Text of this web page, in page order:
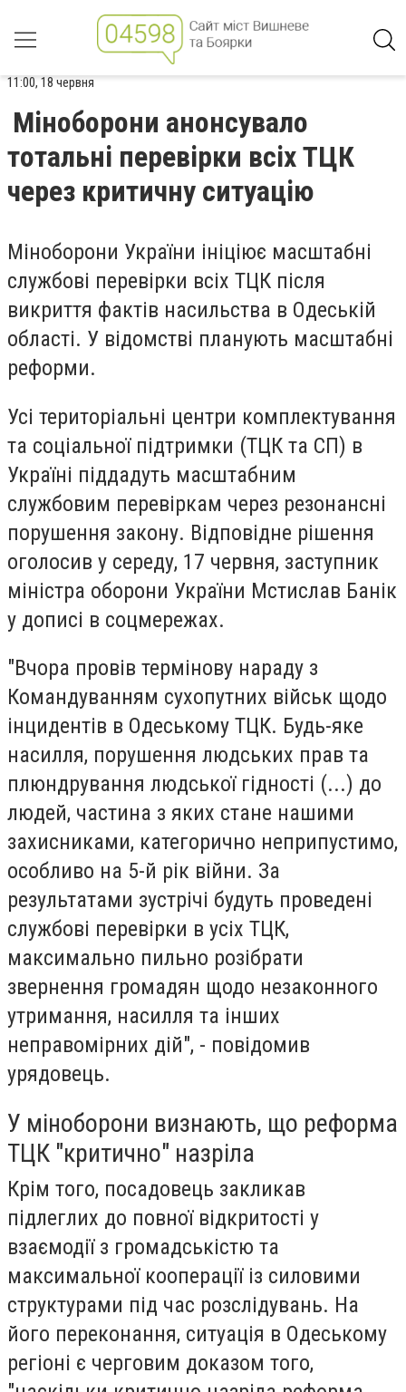
11:00, 18 червня
Міноборони анонсувало
тотальні перевірки всіх ТЦК
через критичну ситуацію
Міноборони України ініціює масштабні
службові перевірки всіх ТЦК після
викриття фактів насильства в Одеській
області. У відомстві планують масштабні
реформи.
Усі територіальні центри комплектування
та соціальної підтримки (ТЦК та СП) в
Україні піддадуть масштабним
службовим перевіркам через резонансні
порушення закону. Відповідне рішення
оголосив у середу, 17 червня, заступник
міністра оборони України Мстислав Банік
у дописі в соцмережах.
"Вчора провів термінову нараду з
Командуванням сухопутних військ щодо
інцидентів в Одеському ТЦК. Будь-яке
насилля, порушення людських прав та
плюндрування людської гідності (...) до
людей, частина з яких стане нашими
захисниками, категорично неприпустимо,
особливо на 5-й рік війни. За
результатами зустрічі будуть проведені
службові перевірки в усіх ТЦК,
максимально пильно розібрати
звернення громадян щодо незаконного
утримання, насилля та інших
неправомірних дій", - повідомив
урядовець.
У міноборони визнають, що реформа
ТЦК "критично" назріла
Крім того, посадовець закликав
підлеглих до повної відкритості у
взаємодії з громадськістю та
максимальної кооперації із силовими
структурами під час розслідувань. На
його переконання, ситуація в Одеському
регіоні є черговим доказом того,